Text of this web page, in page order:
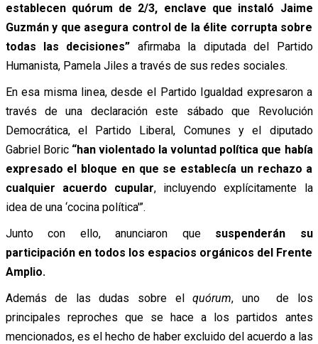
establecen quórum de 2/3, enclave que instaló Jaime
Guzmán y que asegura control de la élite corrupta sobre
todas las decisiones” afirmaba la diputada del Partido
Humanista, Pamela Jiles a través de sus redes sociales.
En esa misma linea, desde el Partido Igualdad expresaron a
través de una declaración este sábado que Revolución
Democrática, el Partido Liberal, Comunes y el diputado
Gabriel Boric “han violentado la voluntad política que había
expresado el bloque en que se establecía un rechazo a
cualquier acuerdo cupular, incluyendo explícitamente la
idea de una ‘cocina política'”.
Junto con ello, anunciaron que suspenderán su
participación en todos los espacios orgánicos del Frente
Amplio.
Además de las dudas sobre elquórum, uno de los
principales reproches que se hace a los partidos antes
mencionados, es el hecho de haber excluido del acuerdo a las